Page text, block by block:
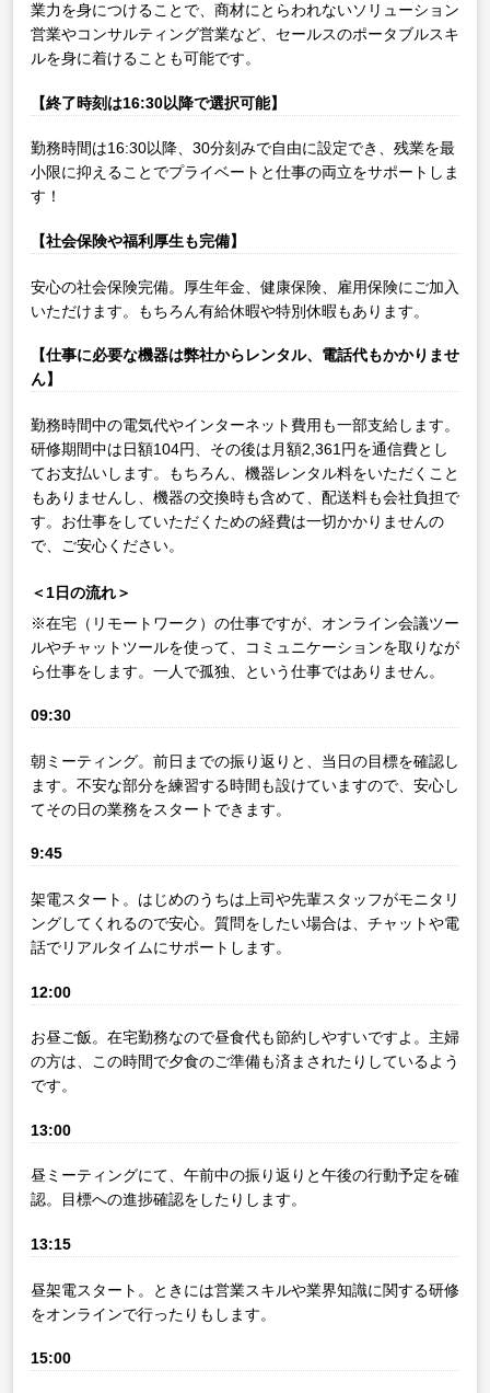
業力を身につけることで、商材にとらわれないソリューション
営業やコンサルティング営業など、セールスのポータブルスキ
ルを身に着けることも可能です。
【終了時刻は16:30以降で選択可能】
勤務時間は16:30以降、30分刻みで自由に設定でき、残業を最
小限に抑えることでプライベートと仕事の両立をサポートしま
す！
【社会保険や福利厚生も完備】
安心の社会保険完備。厚生年金、健康保険、雇用保険にご加入
いただけます。もちろん有給休暇や特別休暇もあります。
【仕事に必要な機器は弊社からレンタル、電話代もかかりませ
ん】
勤務時間中の電気代やインターネット費用も一部支給します。
研修期間中は日額104円、その後は月額2,361円を通信費とし
てお支払いします。もちろん、機器レンタル料をいただくこと
もありませんし、機器の交換時も含めて、配送料も会社負担で
す。お仕事をしていただくための経費は一切かかりませんの
で、ご安心ください。
＜1日の流れ＞
※在宅（リモートワーク）の仕事ですが、オンライン会議ツー
ルやチャットツールを使って、コミュニケーションを取りなが
ら仕事をします。一人で孤独、という仕事ではありません。
09:30
朝ミーティング。前日までの振り返りと、当日の目標を確認し
ます。不安な部分を練習する時間も設けていますので、安心し
てその日の業務をスタートできます。
9:45
架電スタート。はじめのうちは上司や先輩スタッフがモニタリ
ングしてくれるので安心。質問をしたい場合は、チャットや電
話でリアルタイムにサポートします。
12:00
お昼ご飯。在宅勤務なので昼食代も節約しやすいですよ。主婦
の方は、この時間で夕食のご準備も済まされたりしているよう
です。
13:00
昼ミーティングにて、午前中の振り返りと午後の行動予定を確
認。目標への進捗確認をしたりします。
13:15
昼架電スタート。ときには営業スキルや業界知識に関する研修
をオンラインで行ったりもします。
15:00